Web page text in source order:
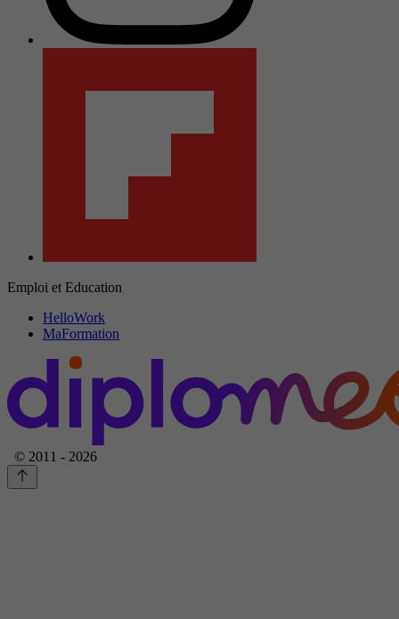
Emploi et Education
HelloWork
MaFormation
© 2011 - 2026